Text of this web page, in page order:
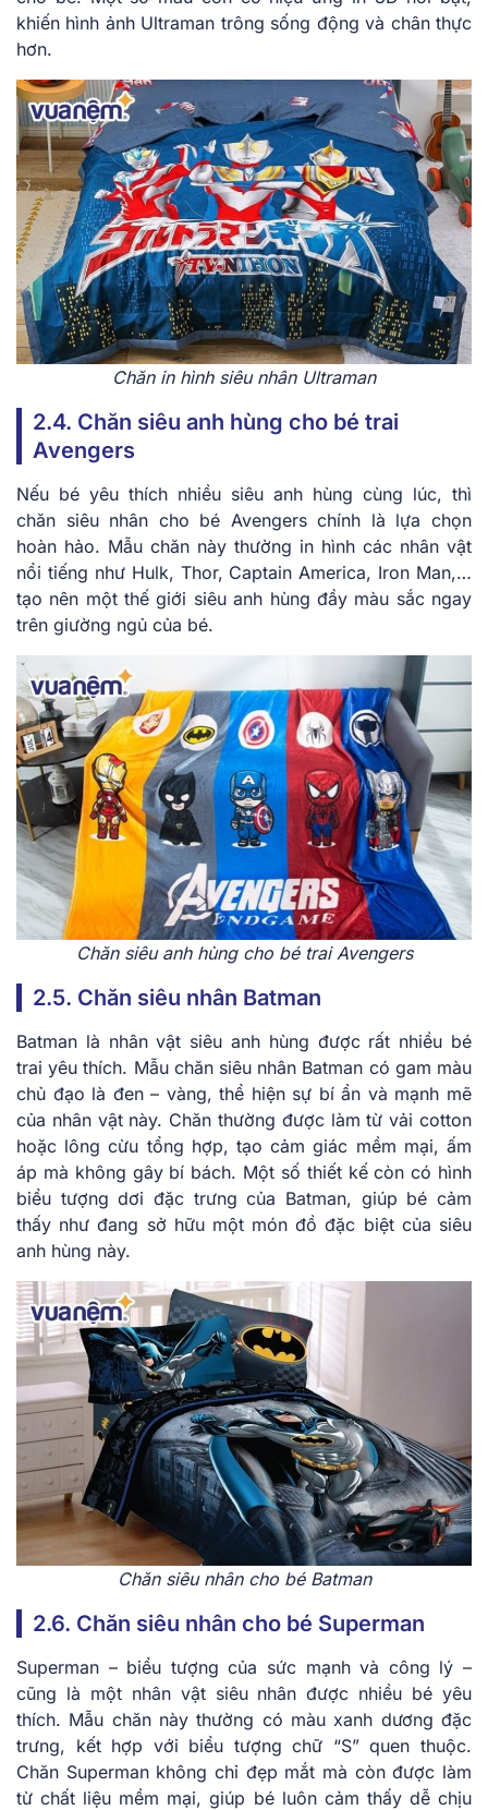
khiến hình ảnh Ultraman trông sống động và chân thực
hơn.
Chăn in hình siêu nhân Ultraman
2.4. Chăn siêu anh hùng cho bé trai
Avengers
Nếu bé yêu thích nhiều siêu anh hùng cùng lúc, thì
chăn siêu nhân cho bé Avengers chính là lựa chọn
hoàn hảo. Mẫu chăn này thường in hình các nhân vật
nổi tiếng như Hulk, Thor, Captain America, Iron Man,…
tạo nên một thế giới siêu anh hùng đầy màu sắc ngay
trên giường ngủ của bé.
Chăn siêu anh hùng cho bé trai Avengers
2.5. Chăn siêu nhân Batman
Batman là nhân vật siêu anh hùng được rất nhiều bé
trai yêu thích. Mẫu chăn siêu nhân Batman có gam màu
chủ đạo là đen – vàng, thể hiện sự bí ẩn và mạnh mẽ
của nhân vật này. Chăn thường được làm từ vải cotton
hoặc lông cừu tổng hợp, tạo cảm giác mềm mại, ấm
áp mà không gây bí bách. Một số thiết kế còn có hình
biểu tượng dơi đặc trưng của Batman, giúp bé cảm
thấy như đang sở hữu một món đồ đặc biệt của siêu
anh hùng này.
Chăn siêu nhân cho bé Batman
2.6. Chăn siêu nhân cho bé Superman
Superman – biểu tượng của sức mạnh và công lý –
cũng là một nhân vật siêu nhân được nhiều bé yêu
thích. Mẫu chăn này thường có màu xanh dương đặc
trưng, kết hợp với biểu tượng chữ “S” quen thuộc.
Chăn Superman không chỉ đẹp mắt mà còn được làm
từ chất liệu mềm mại, giúp bé luôn cảm thấy dễ chịu